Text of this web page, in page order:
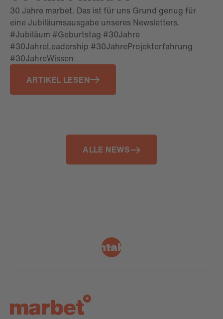
30 Jahre marbet. Das ist für uns Grund genug für
eine Jubiläumsausgabe unseres Newsletters.
#Jubiläum #Geburtstag #30Jahre
#30JahreLeadership #30JahreProjekterfahrung
#30JahreWissen
ARTIKEL LESEN
ALLE NEWS
Kontakt